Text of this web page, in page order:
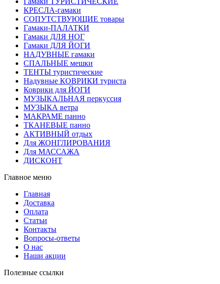
КРЕСЛА-гамаки
СОПУТСТВУЮЩИЕ товары
Гамаки-ПАЛАТКИ
Гамаки ДЛЯ НОГ
Гамаки ДЛЯ ЙОГИ
НАДУВНЫЕ гамаки
СПАЛЬНЫЕ мешки
ТЕНТЫ туристические
Надувные КОВРИКИ туриста
Коврики для ЙОГИ
МУЗЫКАЛЬНАЯ перкуссия
МУЗЫКА ветра
МАКРАМЕ панно
ТКАНЕВЫЕ панно
АКТИВНЫЙ отдых
Для ЖОНГЛИРОВАНИЯ
Для МАССАЖА
ДИСКОНТ
Главное меню
Главная
Доставка
Оплата
Статьи
Контакты
Вопросы-ответы
О нас
Наши акции
Полезные ссылки